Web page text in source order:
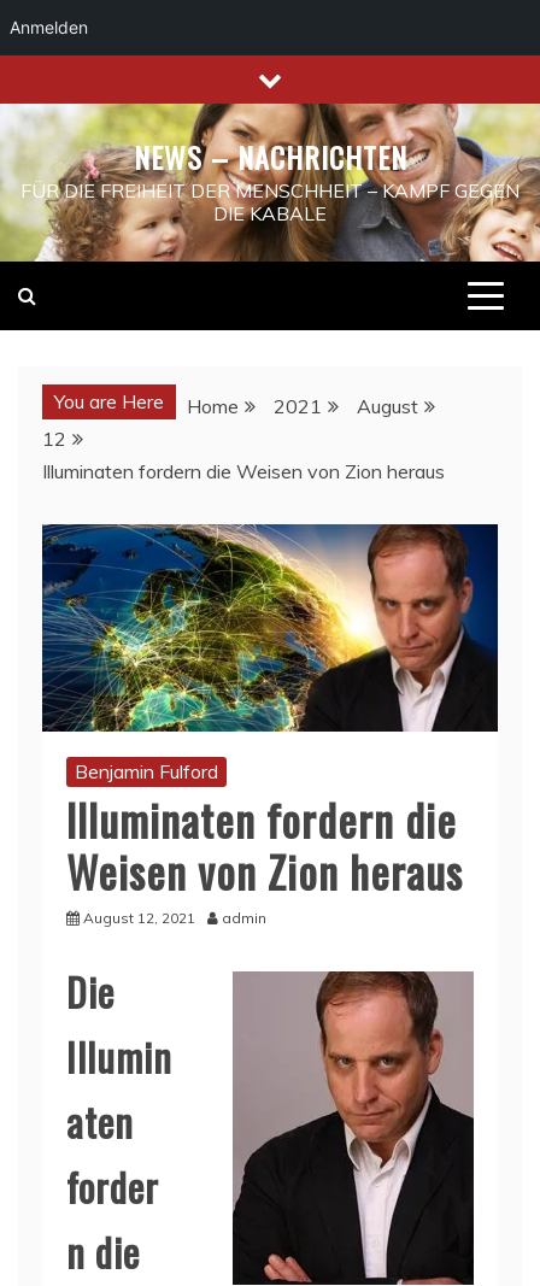
Anmelden
to
content
NEWS – NACHRICHTEN
FÜR DIE FREIHEIT DER MENSCHHEIT – KAMPF GEGEN
DIE KABALE
You are Here Home 2021
August
12
Illuminaten fordern die Weisen von Zion heraus
Benjamin Fulford
Illuminaten fordern die
Weisen von Zion heraus
August 12, 2021 admin
Die
Illumin
aten
forder
n die